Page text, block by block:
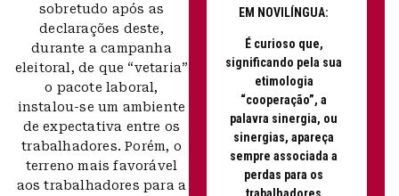
EM NOVILÍNGUA:
É curioso que,
significando pela sua
etimologia
“cooperação”, a
palavra sinergia, ou
sinergias, apareça
sempre associada a
perdas para os
sobretudo após as
declarações deste,
durante a campanha
eleitoral, de que “vetaria”
o pacote laboral,
instalou-se um ambiente
de expectativa entre os
trabalhadores. Porém, o
terreno mais favorável
aos trabalhadores para a